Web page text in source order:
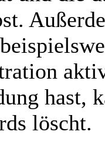
hast,
löscht.